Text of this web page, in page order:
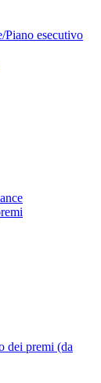
Piano esecutivo
dei premi (da